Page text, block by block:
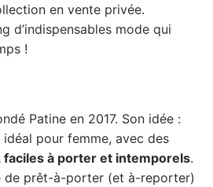
en vente privée.
d’indispensables mode qui
!
Patine en 2017. Son idée :
pour femme, avec des
à porter et intemporels.
de prêt-à-porter (et à-reporter)